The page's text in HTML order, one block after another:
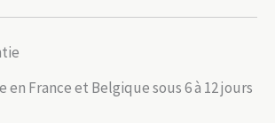
en France et Belgique sous 6 à 12 jours